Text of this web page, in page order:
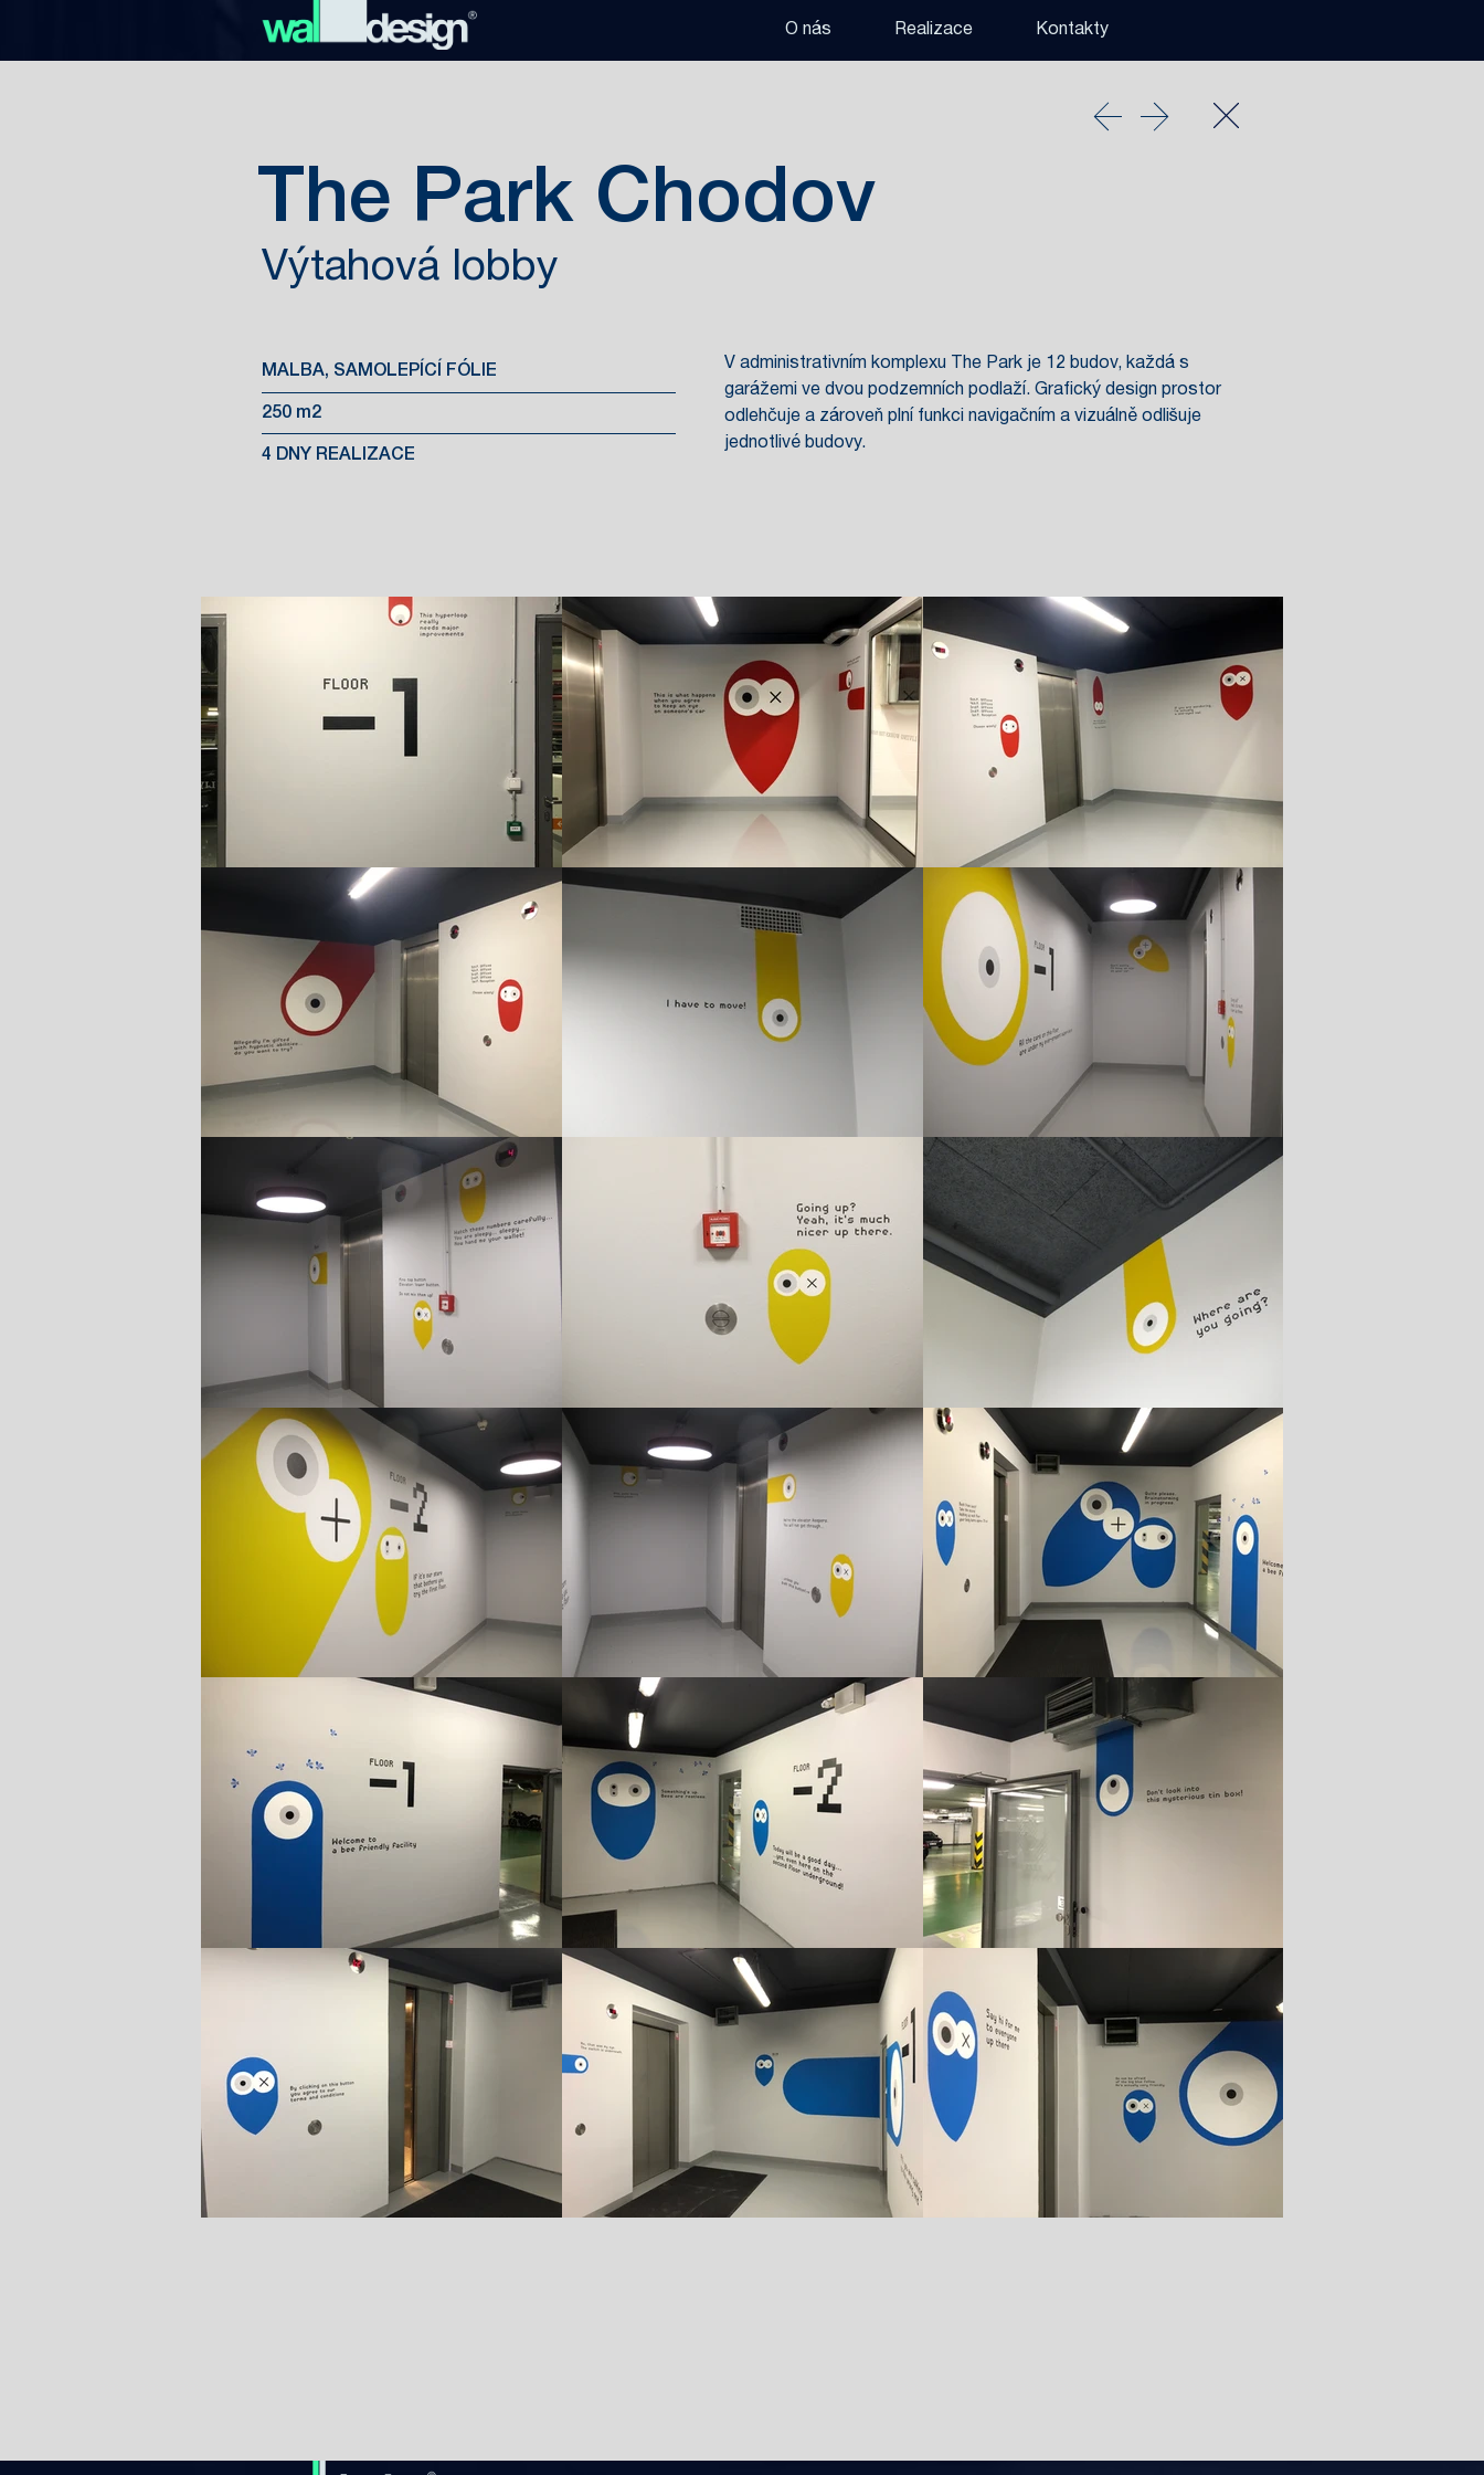
O nás Realizace Kontakty
The Park Chodov
Výtahová lobby
MALBA, SAMOLEPÍCÍ FÓLIE
250 m2
4 DNY REALIZACE
V administrativním komplexu The Park je 12 budov, každá s
garážemi ve dvou podzemních podlaží. Grafický design prostor
odlehčuje a zároveň plní funkci navigačním a vizuálně odlišuje
jednotlivé budovy.